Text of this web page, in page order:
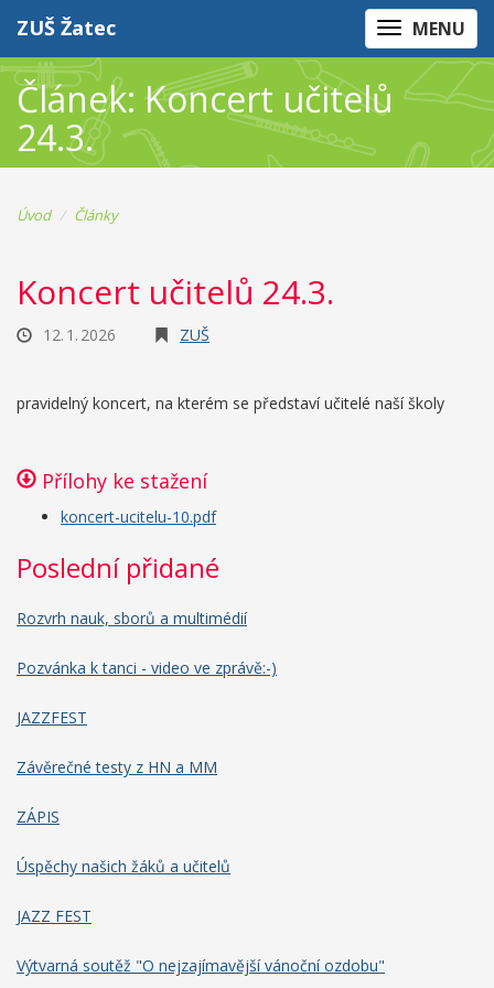
MENU
ZUŠ Žatec
Článek: Koncert učitelů
24.3.
Úvod Články
Koncert učitelů 24.3.
12. 1. 2026 ZUŠ
pravidelný koncert, na kterém se představí učitelé naší školy
Přílohy ke stažení
koncert-ucitelu-10.pdf
Poslední přidané
Rozvrh nauk, sborů a multimédií
Pozvánka k tanci - video ve zprávě:-)
JAZZFEST
Závěrečné testy z HN a MM
ZÁPIS
Úspěchy našich žáků a učitelů
JAZZ FEST
Výtvarná soutěž "O nejzajímavější vánoční ozdobu"